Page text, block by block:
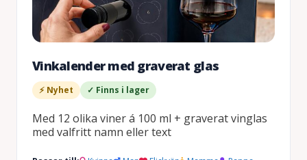
Vinkalender med graverat glas
⚡ Nyhet ✓ Finns i lager
Med 12 olika viner á 100 ml + graverat vinglas
med valfritt namn eller text